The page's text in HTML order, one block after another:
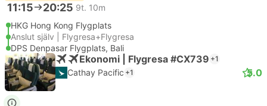
11:15 20:25 9t. 10m
HKG Hong Kong Flygplats
Anslut själv | Flygresa+Flygresa
DPS Denpasar Flygplats, Bali
Ekonomi | Flygresa #CX739 +1
Cathay Pacific +1 5.0